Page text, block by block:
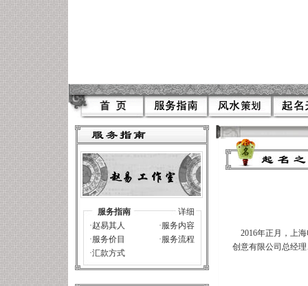
服务指南
详细
·赵易其人 ·服务内容
·服务价目 ·服务流程
·汇款方式
2016年正月，上海
创意有限公司总经